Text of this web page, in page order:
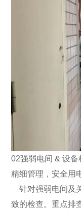
02强弱电间 & 设备
精细管理，安全用
针对强弱电间及
致的检查。重点排